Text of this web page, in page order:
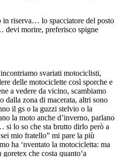
riserva… lo spacciatore del posto
devi morire, preferisco spigne
svariati motociclisti,
delle motociclette così sporche e
a vedere da vicino, scambiamo
dalla zona di macerata, altri sono
il gs o la guzzi stelvio o la
la moto anche d’inverno, parlano
lo so che sta brutto dirlo però a
mio fratello” mi pare la più
ha ‘nventato la motocicletta: ma
che costa quanto‘a